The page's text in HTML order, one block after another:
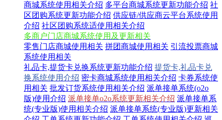
商城系统使用相关介绍 多平台商城系统更新功能介绍 社
区团购系统更新功能介绍 供应链/供应商云平台系统使用
介绍 社区团购系统适使用相关介绍
多商户门店商城系统使用及更新相关
零售门店商城使用相关 拼团商城使用相关 引流投票商城
系统使用相关
礼品卡,提货卡兑换系统更新功能介绍 提货卡,礼品卡兑
换系统使用介绍 密卡商城系统使用相关介绍 卡券系统使
用相关 批发订货系统使用相关介绍 派单接单系统(o2o
版)使用介绍 派单接单o2o系统更新相关介绍 派单接单系
统(专业版)使用相关介绍 派单接单系统(专业版)更新相关